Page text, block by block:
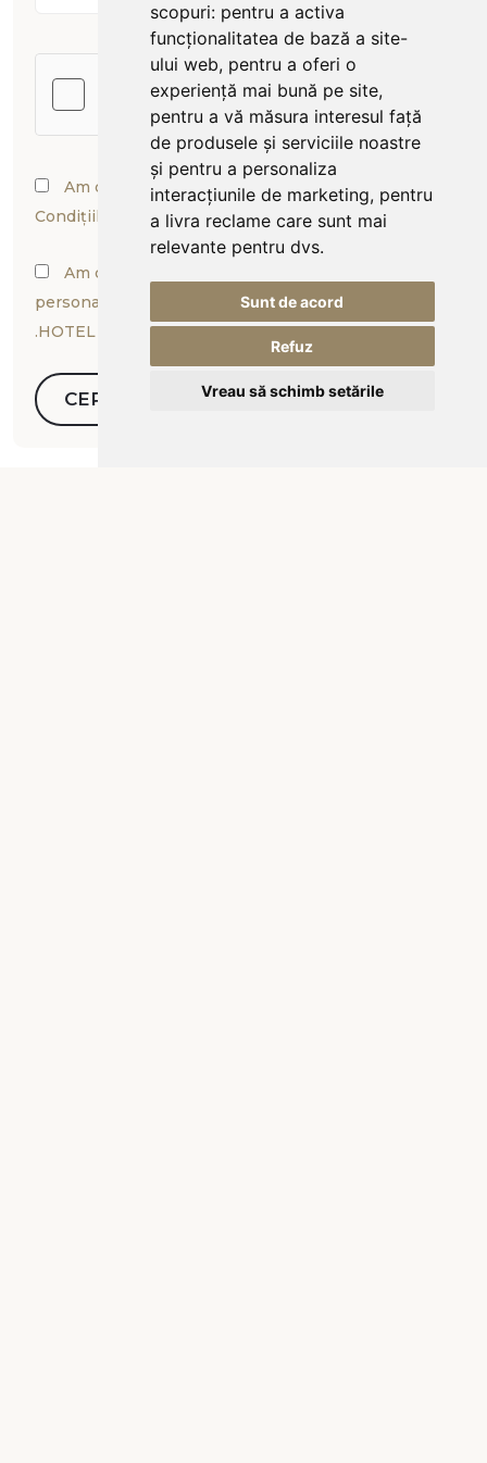
scopuri: pentru a activa
funcționalitatea de bază a site-
ului web, pentru a oferi o
experiență mai bună pe site,
pentru a vă măsura interesul față
de produsele și serviciile noastre
și pentru a personaliza
interacțiunile de marketing, pentru
a livra reclame care sunt mai
relevante pentru dvs.
Sunt de acord
Refuz
Vreau să schimb setările
Am citit și sunt de acord cu Termenii și
Condițiile
Am citit și sunt de acord cu prelucrarea datelor
personale conform Politicii de Confidențialitate a SC
.HOTEL TÂRNAVA 2000 SRL
CERERE DE OFERTĂ